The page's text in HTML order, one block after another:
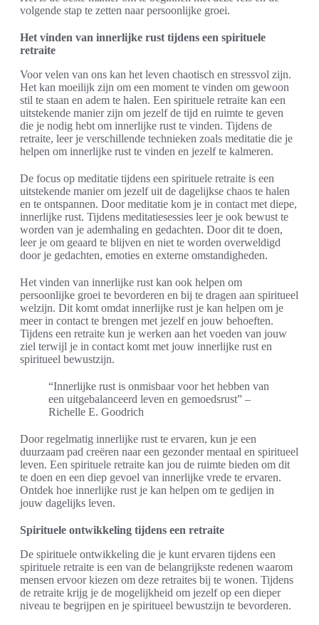
volgende stap te zetten naar persoonlijke groei.
Het vinden van innerlijke rust tijdens een spirituele
retraite
Voor velen van ons kan het leven chaotisch en stressvol zijn.
Het kan moeilijk zijn om een moment te vinden om gewoon
stil te staan en adem te halen. Een spirituele retraite kan een
uitstekende manier zijn om jezelf de tijd en ruimte te geven
die je nodig hebt om innerlijke rust te vinden. Tijdens de
retraite, leer je verschillende technieken zoals meditatie die je
helpen om innerlijke rust te vinden en jezelf te kalmeren.
De focus op meditatie tijdens een spirituele retraite is een
uitstekende manier om jezelf uit de dagelijkse chaos te halen
en te ontspannen. Door meditatie kom je in contact met diepe,
innerlijke rust. Tijdens meditatiesessies leer je ook bewust te
worden van je ademhaling en gedachten. Door dit te doen,
leer je om geaard te blijven en niet te worden overweldigd
door je gedachten, emoties en externe omstandigheden.
Het vinden van innerlijke rust kan ook helpen om
persoonlijke groei te bevorderen en bij te dragen aan spiritueel
welzijn. Dit komt omdat innerlijke rust je kan helpen om je
meer in contact te brengen met jezelf en jouw behoeften.
Tijdens een retraite kun je werken aan het voeden van jouw
ziel terwijl je in contact komt met jouw innerlijke rust en
spiritueel bewustzijn.
“Innerlijke rust is onmisbaar voor het hebben van
een uitgebalanceerd leven en gemoedsrust” –
Richelle E. Goodrich
Door regelmatig innerlijke rust te ervaren, kun je een
duurzaam pad creëren naar een gezonder mentaal en spiritueel
leven. Een spirituele retraite kan jou de ruimte bieden om dit
te doen en een diep gevoel van innerlijke vrede te ervaren.
Ontdek hoe innerlijke rust je kan helpen om te gedijen in
jouw dagelijks leven.
Spirituele ontwikkeling tijdens een retraite
De spirituele ontwikkeling die je kunt ervaren tijdens een
spirituele retraite is een van de belangrijkste redenen waarom
mensen ervoor kiezen om deze retraites bij te wonen. Tijdens
de retraite krijg je de mogelijkheid om jezelf op een dieper
niveau te begrijpen en je spiritueel bewustzijn te bevorderen.